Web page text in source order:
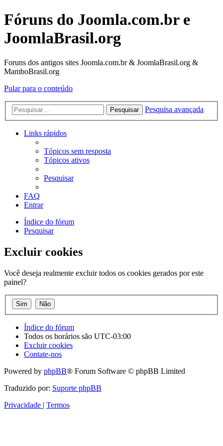
Fóruns do Joomla.com.br e
JoomlaBrasil.org
Foruns dos antigos sites Joomla.com.br & JoomlaBrasil.org &
MamboBrasil.org
Pular para o conteúdo
Pesquisar Pesquisa avançada
Links rápidos
Tópicos sem resposta
Tópicos ativos
Pesquisar
FAQ
Entrar
Índice do fórum
Pesquisar
Excluir cookies
Você deseja realmente excluir todos os cookies gerados por este
painel?
Índice do fórum
Todos os horários são UTC-03:00
Excluir cookies
Contate-nos
Powered by phpBB® Forum Software © phpBB Limited
Traduzido por: Suporte phpBB
Privacidade | Termos